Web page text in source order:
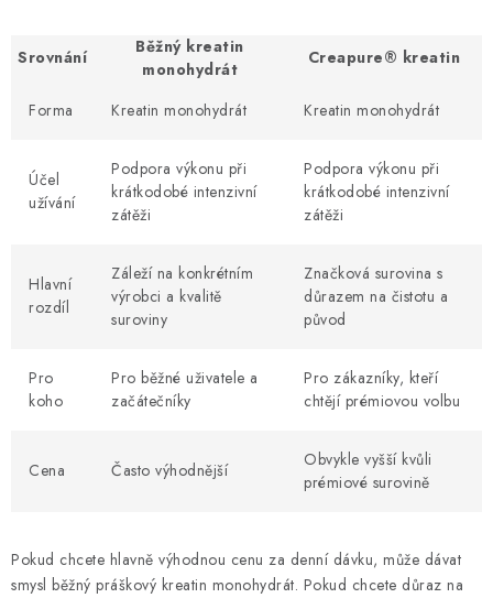
Srovnání
Běžný kreatin
monohydrát
Creapure® kreatin
Forma Kreatin monohydrát Kreatin monohydrát
Účel
užívání
Podpora výkonu při
krátkodobé intenzivní
zátěži
Podpora výkonu při
krátkodobé intenzivní
zátěži
Hlavní
rozdíl
Záleží na konkrétním
výrobci a kvalitě
suroviny
Značková surovina s
důrazem na čistotu a
původ
Pro
koho
Pro běžné uživatele a
začátečníky
Pro zákazníky, kteří
chtějí prémiovou volbu
Cena Často výhodnější
Obvykle vyšší kvůli
prémiové surovině
Pokud chcete hlavně výhodnou cenu za denní dávku, může dávat
smysl běžný práškový kreatin monohydrát. Pokud chcete důraz na